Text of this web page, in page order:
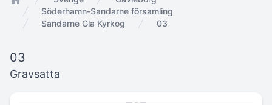
app.StartSöderhamn-Sandarne församling
Sandarne Gla Kyrkog
03
03
Gravsatta